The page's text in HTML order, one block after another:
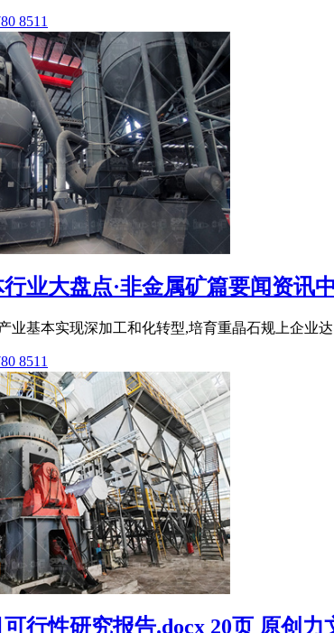
8511
行业大盘点·非金属矿篇要闻资讯
业基本实现深加工和化转型,培育重晶石规上企业
8511
行性研究报告.docx 20页 原创力